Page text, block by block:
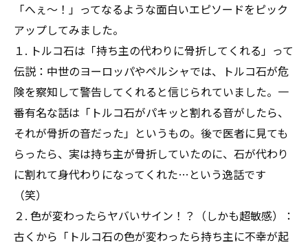
「へぇ〜！」ってなるような面白いエピソードをピック
アップしてみました。
１. トルコ石は「持ち主の代わりに骨折してくれる」って
伝説：中世のヨーロッパやペルシャでは、トルコ石が危
険を察知して警告してくれると信じられていました。一
番有名な話は「トルコ石がパキッと割れる音がしたら、
それが骨折の音だった」というもの。後で医者に見ても
らったら、実は持ち主が骨折していたのに、石が代わり
に割れて身代わりになってくれた…という逸話です
（笑）
２. 色が変わったらヤバいサイン！？（しかも超敏感）：
古くから「トルコ石の色が変わったら持ち主に不幸が起